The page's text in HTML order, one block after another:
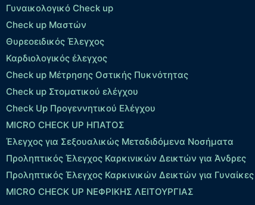
Γυναικολογικό Check up
Check up Μαστών
Θυρεοειδικός Έλεγχος
Καρδιολογικός έλεγχος
Check up Mέτρησης Οστικής Πυκνότητας
Check up Στοματικού ελέγχου
Check Up Προγεννητικού Ελέγχου
MICRO CHECK UP HΠΑΤΟΣ
Έλεγχος για Σεξουαλικώς Μεταδιδόμενα Νοσήματα
Προληπτικός Έλεγχος Καρκινικών Δεικτών για Άνδρες
Προληπτικός Έλεγχος Καρκινικών Δεικτών για Γυναίκες
MICRO CHECK UP ΝΕΦΡΙΚΗΣ ΛΕΙΤΟΥΡΓΙΑΣ